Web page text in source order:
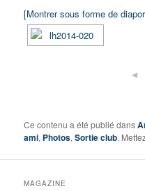
[Montrer sous forme de
◄
Ce contenu a été publié dans
ami, Photos,Sortie club.
MAGAZINE